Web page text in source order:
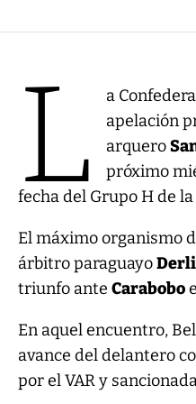
L
a
apelación
arquero
próximo
fecha del Grupo H de
El máximo organismo
árbitro paraguayo
triunfo anteCarabobo
En aquel encuentro,
avance del delantero
por el VAR y